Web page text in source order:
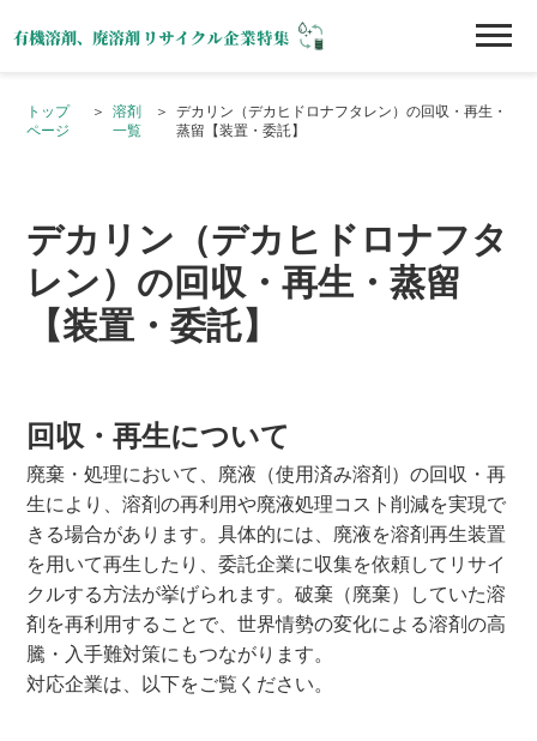
トップ
ページ
溶剤
一覧
デカリン（デカヒドロナフタレン）の回収・再生・
蒸留【装置・委託】
デカリン（デカヒドロナフタ
レン）の回収・再生・蒸留
【装置・委託】
回収・再生について
廃棄・処理において、廃液（使用済み溶剤）の回収・再
生により、溶剤の再利用や廃液処理コスト削減を実現で
きる場合があります。具体的には、廃液を溶剤再生装置
を用いて再生したり、委託企業に収集を依頼してリサイ
クルする方法が挙げられます。破棄（廃棄）していた溶
剤を再利用することで、世界情勢の変化による溶剤の高
騰・入手難対策にもつながります。
対応企業は、以下をご覧ください。